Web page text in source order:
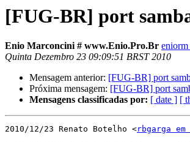
[FUG-BR] port
Enio Marconcini # www.Enio.Pro.Br
Quinta Dezembro 23 09:09:51 BRST 2010
Mensagem anterior: [FUG-BR] port
Próxima mensagem: [FUG-BR] port
Mensagens classificadas por: [ date ] [
2010/12/23 Renato Botelho <rbgarga